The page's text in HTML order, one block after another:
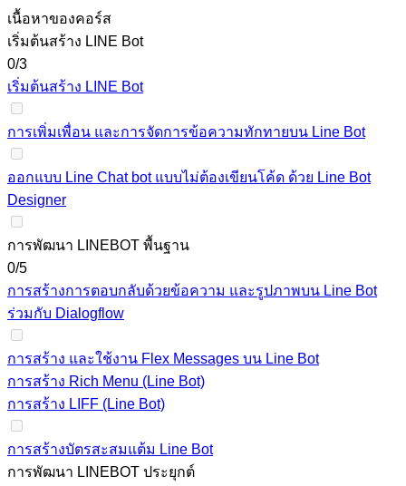
เนื้อหาของคอร์ส
เริ่มต้นสร้าง LINE Bot
0/3
เริ่มต้นสร้าง LINE Bot
การเพิ่มเพื่อน และการจัดการข้อความทักทายบน Line Bot
ออกแบบ Line Chat bot แบบไม่ต้องเขียนโค้ด ด้วย Line Bot
Designer
การพัฒนา LINEBOT พื้นฐาน
0/5
การสร้างการตอบกลับด้วยข้อความ และรูปภาพบน Line Bot
ร่วมกับ Dialogflow
การสร้าง และใช้งาน Flex Messages บน Line Bot
การสร้าง Rich Menu (Line Bot)
การสร้าง LIFF (Line Bot)
การสร้างบัตรสะสมแต้ม Line Bot
การพัฒนา LINEBOT ประยุกต์